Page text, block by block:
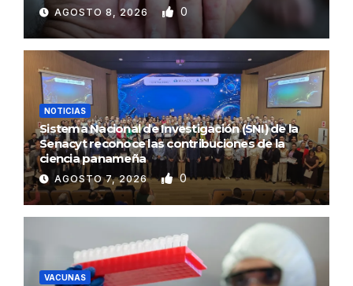
AGOSTO 8, 2026 0
NOTICIAS
Sistema Nacional de Investigación (SNI) de la
Senacyt reconoce las contribuciones de la
ciencia panameña
AGOSTO 7, 2026 0
VACUNAS